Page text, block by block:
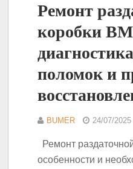
Ремонт
коробки
поломок и
BUMER 24/07/2025
Ремонт
особенности и